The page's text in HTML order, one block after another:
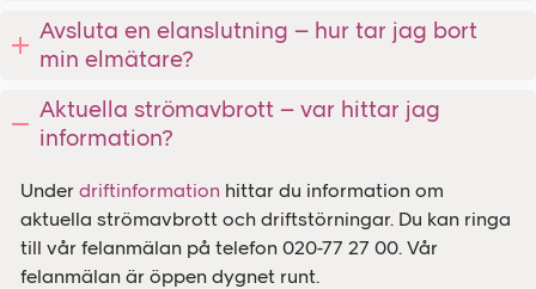
Avsluta en elanslutning – hur tar jag bort
min elmätare?
Aktuella strömavbrott – var hittar jag
information?
Under driftinformation hittar du information om
aktuella strömavbrott och driftstörningar. Du kan ringa
till vår felanmälan på telefon 020-77 27 00. Vår
felanmälan är öppen dygnet runt.